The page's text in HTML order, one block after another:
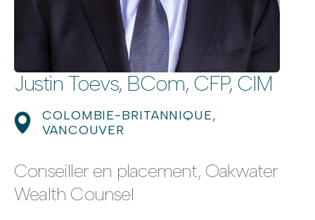
Justin Toevs, BCom, CFP, CIM
COLOMBIE-BRITANNIQUE,
VANCOUVER
Conseiller en placement, Oakwater
Wealth Counsel